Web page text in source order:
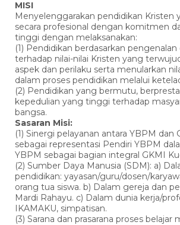
MISI
Menyelenggarakan pendidikan Kristen
secara profesional dengan komitmen
tinggi dengan melaksanakan:
(1) Pendidikan berdasarkan
terhadap nilai-nilai Kristen yang
aspek dan perilaku serta menularkan
dalam proses pendidikan melalui
(2) Pendidikan yang bermutu,
kepedulian yang tinggi terhadap
bangsa.
Sasaran Misi:
(1) Sinergi pelayanan antara YBPM dan
sebagai representasi Pendiri YBPM
YBPM sebagai bagian integral GKMI
(2) Sumber Daya Manusia (SDM): a)
pendidikan: yayasan/guru/dosen/
orang tua siswa. b) Dalam gereja dan
Mardi Rahayu. c) Dalam dunia kerja/
IKAMAKU, simpatisan.
(3) Sarana dan prasarana proses belajar